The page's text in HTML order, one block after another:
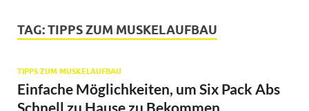
TAG:TIPPS ZUM MUSKELAUFBAU
TIPPS ZUM MUSKELAUFBAU
Einfache Möglichkeiten, um Six Pack Abs
Schnell zu Hause zu Bekommen